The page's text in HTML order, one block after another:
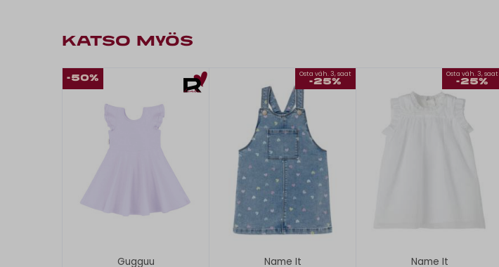
KATSO MYÖS
-50%
Gugguu
Osta väh. 3, saat
-25%
Name It
Osta väh. 3, saat
-25%
Name It